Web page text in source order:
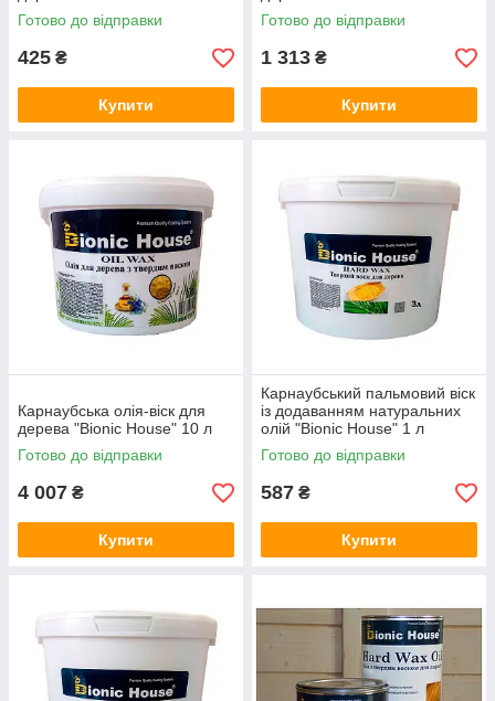
Готово до відправки
425 ₴
Купити
Готово до відправки
1 313 ₴
Купити
Карнаубська олія-віск для
дерева "Bionic House" 10 л
Готово до відправки
4 007 ₴
Купити
Карнаубський пальмовий віск
із додаванням натуральних
олій "Bionic House" 1 л
Готово до відправки
587 ₴
Купити